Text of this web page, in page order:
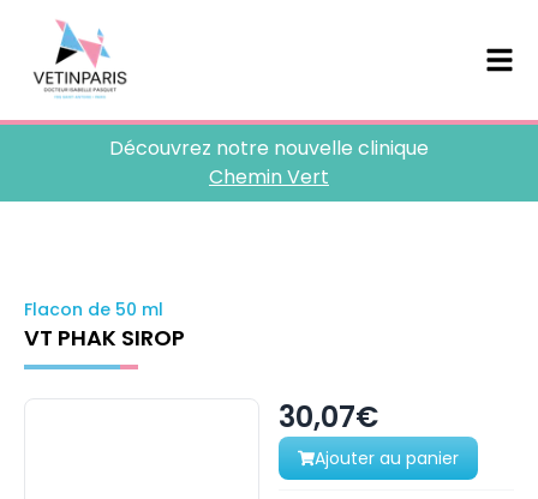
Découvrez notre nouvelle clinique
Chemin Vert
Flacon de 50 ml
VT PHAK SIROP
30,07€
Ajouter au panier